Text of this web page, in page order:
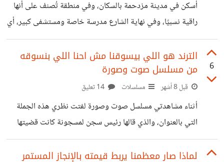
فهذه القضية تحديدا تنفيذ الحكم يؤكد على أن الكل سواسية
وأن الغني قبل الفقير سيعلم أن المال لا
أسكن في مدينة مزدحمة بالسكان، وفي منطقة تُصنف على أنها
راقية نسبيًا، وفي نهاية الشارع مدرسة خاصة ومستشفى كبير، أي
منطقة يفترض أنها آمنة ومناسبة للعائلات. ورغم ذلك، الشارع
يمتلئ بالكلاب الضالة بشكل لافت. أصبحت أشعر بقلق حقيقي
كل صباح عند ذهاب أولادي إلى المدرسة. حتى الخروج لأي
مشوار بسيط صار يتطلب حذرًا زائدًا، مراقبة الطريق، والانتباه
لأي حركة مفاجئة. هذا القلق لا يأتي من فراغ، بل من واقع نعيشه
يوميًا. وما لفت انتباهي مؤخرًا أن الأمر لم يعد حالة
6
الترند هو اللي بيسوقنا مش احنا اللي بنسوقه
من مسلسل صوت وصورة
قبل 8 أشهر مسلسلات
أثناء مشاهدتي مسلسل صوت وصورة لفتت نظري هذه الجملة
التي بالعنوان، والذي قالها رئيس سجن لمسجونة كانت قضيتها
تريند وتحولت لرأي عام وكانت جمعيات دعم المرأة تتسابق
لدعمها وبمجرد ظهور قضية قتل جديدة لفتاة أمام جامعتها
لماذا صار معظمنا يربط قيمته بالإنجاز المستمر